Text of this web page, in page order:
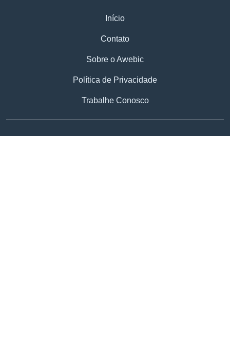
Início
Contato
Sobre o Awebic
Política de Privacidade
Trabalhe Conosco